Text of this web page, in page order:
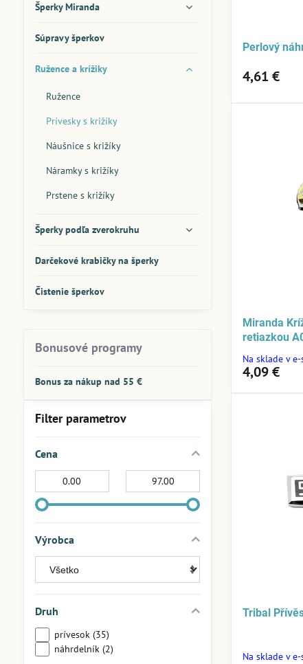
Perlový
4,61 €
Miranda
retiazkou
Na sklade v
4,09 €
Tribal
Na sklade v
Filter parametrov
Cena
Výrobca
Druh
prívesok (35)
náhrdelník (2)
Šperky Miranda
Súpravy šperkov
Ružence a krížiky
Ružence
Prívesky s križíky
Náušnice s križíky
Náramky s križíky
Prstene s križíky
Šperky podľa zverokruhu
Darčekové krabičky na šperky
Čistenie šperkov
Bonusové programy
Bonus za nákup nad 55 €